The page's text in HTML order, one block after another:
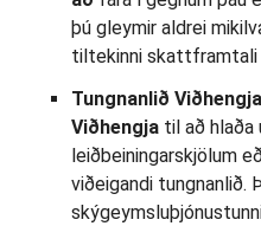
þú gleymir aldrei
tiltekinni skattframtali
Tungnanlið Viðhengja
Viðhengja til að
leiðbeiningarskjölum
viðeigandi tungnanlið.